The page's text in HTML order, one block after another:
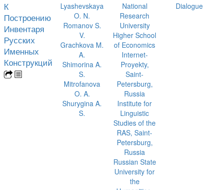
К
Построению
Инвентаря
Русских
Именных
Конструкций
Lyashevskaya
O. N.
Romanov S.
V.
Grachkova M.
A.
Shimorina A.
S.
Mitrofanova
O. A.
Shurygina A.
S.
National
Research
University
Higher School
of Economics
Internet-
Proyekty,
Saint-
Petersburg,
Russia
Institute for
Linguistic
Studies of the
RAS, Saint-
Petersburg,
Russia
Russian State
University for
the
Dialogue